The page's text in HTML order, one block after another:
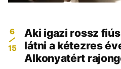
6
15
Aki igazi rossz
látni a kétezres
Alkonyatért